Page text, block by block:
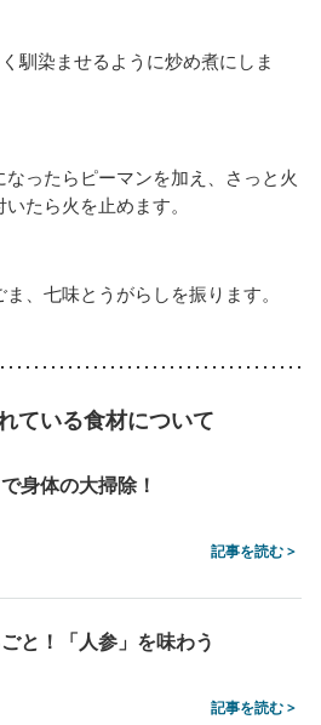
馴染ませるように炒め煮にしま
ったらピーマンを加え、さっと火
たら火を止めます。
、七味とうがらしを振ります。
ている食材について
身体の大掃除！
記事を読む >
と！「人参」を味わう
記事を読む >